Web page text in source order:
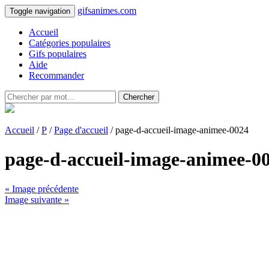
Toggle navigation gifsanimes.com
Accueil
Catégories populaires
Gifs populaires
Aide
Recommander
Chercher
Accueil /P /Page d'accueil / page-d-accueil-image-animee-0024
page-d-accueil-image-animee-
« Image précédente
Image suivante »